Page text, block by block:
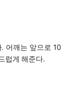
어깨는 앞으로 10
럽게 해준다.